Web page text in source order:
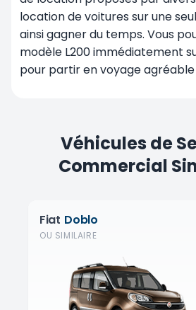
location de voitures sur une
ainsi gagner du temps. Vous
modèle L200 immédiatement
pour partir en voyage
Véhicules de
Commercial
Fiat Doblo
OU SIMILAIRE